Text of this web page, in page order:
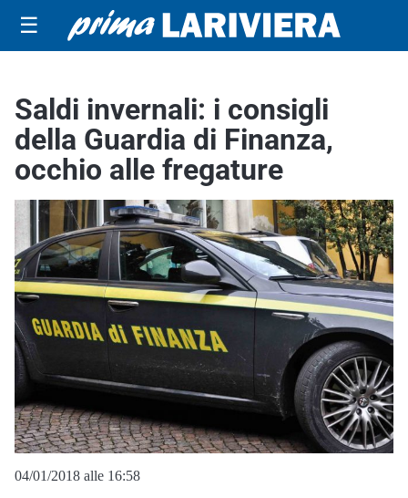
☰
Saldi invernali: i consigli
della Guardia di Finanza,
occhio alle fregature
04/01/2018 alle 16:58